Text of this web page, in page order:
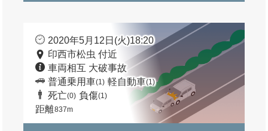
2020年5月12日(火)18:20
印西市松虫 付近
車両相互 大破事故
普通乗用車(1) 軽自動車(1)
死亡(0) 負傷(1)
距離837m